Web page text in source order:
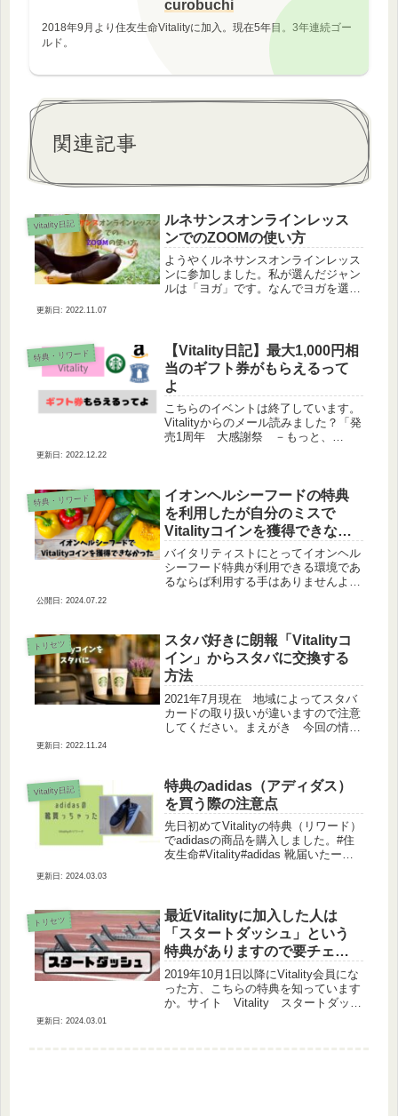
curobuchi
2018年9月より住友生命Vitalityに加入。現在5年目。3年連続ゴー
ルド。
関連記事
Vitality日記
ルネサンスオンラインレッス
ンでのZOOMの使い方
ようやくルネサンスオンラインレッス
ンに参加しました。私が選んだジャン
ルは「ヨガ」です。なんでヨガを選ん
ぁ。激しい運動は避けたかった ﾌｩ(...
2022.11.07
特典・リワード
【Vitality日記】最大1,000円相
当のギフト券がもらえるって
よ
こちらのイベントは終了しています。
Vitalityからのメール読みました？「発
売1周年 大感謝祭 －もっと、
間は2019年8...
2022.12.22
特典・リワード
イオンヘルシーフードの特典
を利用したが自分のミスで
Vitalityコインを獲得できなか
ったお話し
バイタリティストにとってイオンヘル
シーフード特典が利用できる環境であ
るならば利用する手はありませんよ
特典ただVitalityコイ...
2024.07.22
トリセツ
スタバ好きに朗報「Vitalityコ
イン」からスタバに交換する
方法
2021年7月現在 地域によってスタバ
カードの取り扱いが違いますので注意
してください。まえがき 今回の情報
ます。バイ・タリ娘さ...
2022.11.24
Vitality日記
特典のadidas（アディダス）
を買う際の注意点
先日初めてVitalityの特典（リワード）
でadidasの商品を購入しました。#住
友生命#Vitality#adidas 靴届いたー普
2024.03.03
トリセツ
最近Vitalityに加入した人は
「スタートダッシュ」という
特典がありますので要チェッ
クですよ！
2019年10月1日以降にVitality会員にな
った方、こちらの特典を知っています
か。サイト Vitality スタートダッシ
2024.03.01